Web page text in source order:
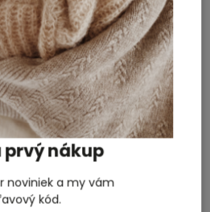
značka v našej ponuke
ROUTE B!
prvý nákup
noviniek a my vám
kód.